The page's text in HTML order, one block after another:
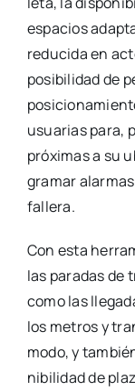
espa­cios
redu­ci­da en
posi­bi­li­dad de
usua­rias para,
pró­xi­mas a su
gra­mar
falle­ra.
Con esta
las para­das de
como las
los metros y
modo, y
ni­bi­li­dad de